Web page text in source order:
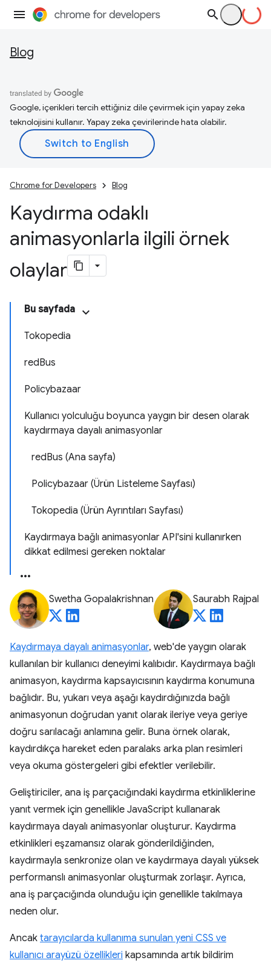
Blog
Google, içerikleri tercih ettiğiniz dile çevirmek için yapay zeka
teknolojisini kullanır. Yapay zeka çevirilerinde hata olabilir.
Chrome for Developers Blog
Kaydırma odaklı
animasyonlarla ilgili örnek
olaylar
Bu sayfada
Tokopedia
redBus
Policybazaar
Kullanıcı yolculuğu boyunca yaygın bir desen olarak
kaydırmaya dayalı animasyonlar
redBus (Ana sayfa)
Policybazaar (Ürün Listeleme Sayfası)
Tokopedia (Ürün Ayrıntıları Sayfası)
Kaydırmaya bağlı animasyonlar API'sini kullanırken
dikkat edilmesi gereken noktalar
Swetha Gopalakrishnan Saurabh Rajpal
Kaydırmaya dayalı animasyonlar, web'de yaygın olarak
kullanılan bir kullanıcı deneyimi kalıbıdır. Kaydırmaya bağlı
animasyon, kaydırma kapsayıcısının kaydırma konumuna
bağlıdır. Bu, yukarı veya aşağı kaydırdığınızda bağlı
animasyonun doğrudan yanıt olarak ileriye veya geriye
doğru sarılacağı anlamına gelir. Buna örnek olarak,
kaydırdıkça hareket eden paralaks arka plan resimleri
veya okuma göstergeleri gibi efektler verilebilir.
Geliştiriciler, ana iş parçacığındaki kaydırma etkinliklerine
yanıt vermek için genellikle JavaScript kullanarak
kaydırmaya dayalı animasyonlar oluşturur. Kaydırma
etkinlikleri eşzamansız olarak gönderildiğinden,
kaydırmayla senkronize olan ve kaydırmaya dayalı yüksek
performanslı animasyonlar oluşturmak zorlaşır. Ayrıca,
ana iş parçacığında olunduğu için genellikle takılmaya
neden olur.
Ancak tarayıcılarda kullanıma sunulan yeni CSS ve
kullanıcı arayüzü özellikleri kapsamında artık bildirim